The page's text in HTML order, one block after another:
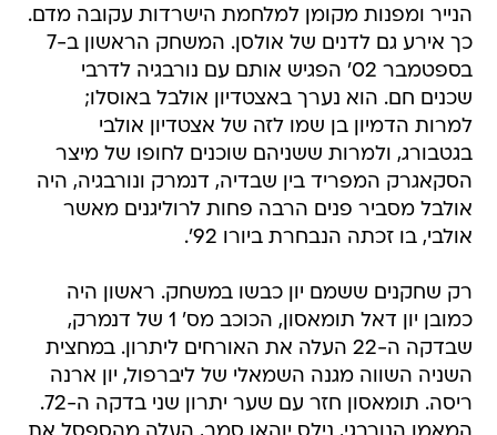
הנייר ומפנות מקומן למלחמת הישרדות עקובה מדם.
כך אירע גם לדנים של אולסן. המשחק הראשון ב-7
בספטמבר 02' הפגיש אותם עם נורבגיה לדרבי
שכנים חם. הוא נערך באצטדיון אולבל באוסלו;
למרות הדמיון בן שמו לזה של אצטדיון אולבי
בגטבורג, ולמרות ששניהם שוכנים לחופו של מיצר
הסקאגרק המפריד בין שבדיה, דנמרק ונורבגיה, היה
אולבל מסביר פנים הרבה פחות לרוליגנים מאשר
אולבי, בו זכתה הנבחרת ביורו 92'.
רק שחקנים ששמם יון כבשו במשחק. ראשון היה
כמובן יון דאל תומאסון, הכוכב מס' 1 של דנמרק,
שבדקה ה-22 העלה את האורחים ליתרון. במחצית
השניה השווה מגנה השמאלי של ליברפול, יון ארנה
ריסה. תומאסון חזר עם שער יתרון שני בדקה ה-72.